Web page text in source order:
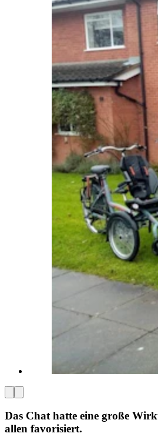
Das Chat hatte eine große
allen favorisiert.